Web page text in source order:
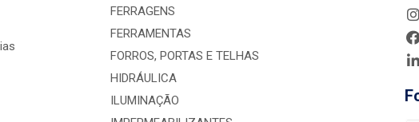
FERRAGENS
FERRAMENTAS
FORROS, PORTAS E TELHAS
HIDRÁULICA
ILUMINAÇÃO